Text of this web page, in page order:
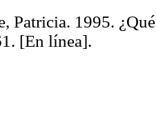
Patricia. 1995.
[En línea].